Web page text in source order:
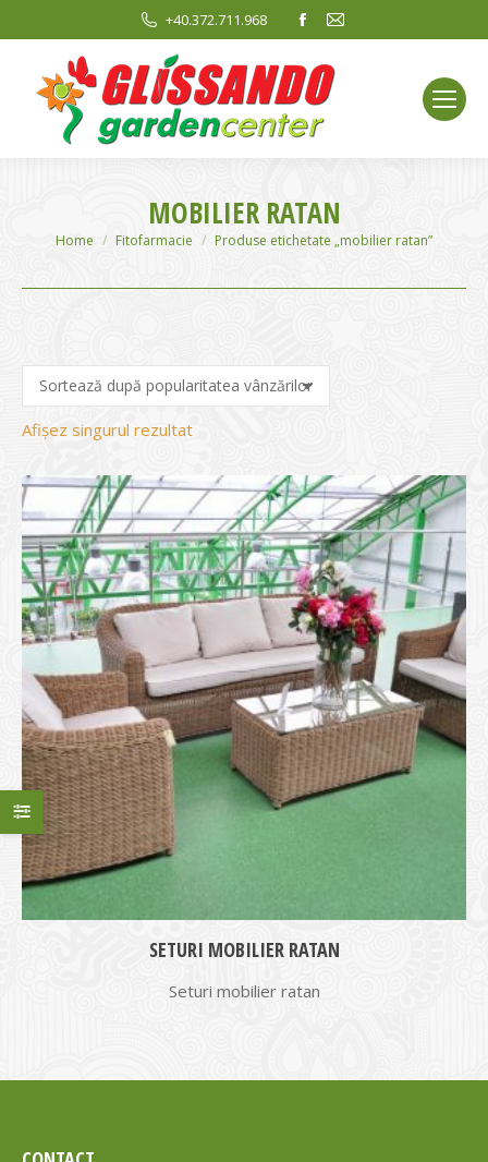
+40.372.711.968
Facebook
opens
in
new
window
Mail
window
MOBILIER RATAN
You are here:
Home Fitofarmacie Produse etichetate „mobilier ratan”
Afișez singurul rezultat
SETURI MOBILIER RATAN
Seturi mobilier ratan